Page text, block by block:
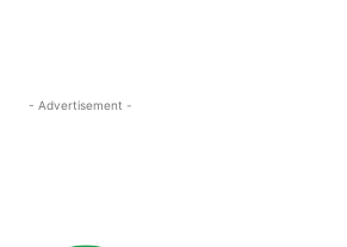
- Advertisement -